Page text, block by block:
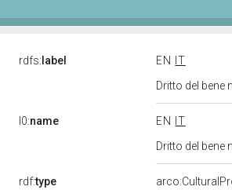
rdfs: label EN
IT
Dritto del
l0:name EN
IT
Dritto del
rdf:type